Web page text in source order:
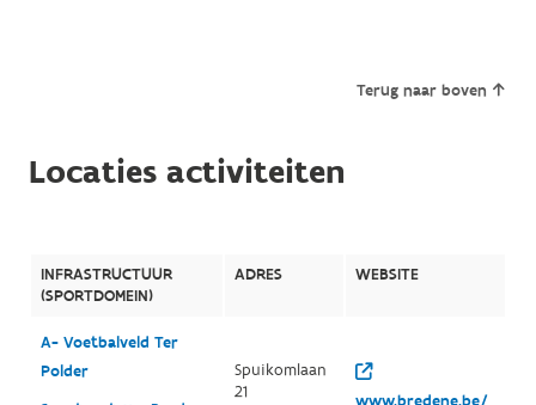
Terug naar boven
Locaties activiteiten
INFRASTRUCTUUR
(SPORTDOMEIN)
ADRES WEBSITE
A- Voetbalveld Ter
Polder
Spuikomlaan
21